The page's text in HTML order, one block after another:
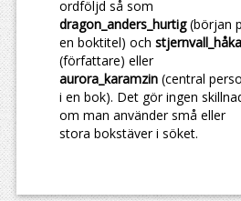
ordföljd så som
dragon_anders_hurtig(början
en boktitel) och
(författare) eller
aurora_karamzin (central
i en bok). Det gör ingen
om man använder små eller
stora bokstäver i söket.